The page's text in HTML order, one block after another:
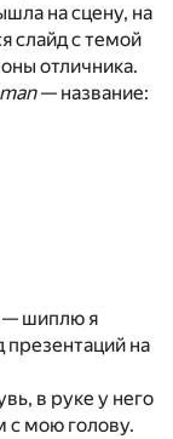
на сцену, на
слайд с темой
отличника.
— название:
— шиплю я
на
в руке у него
с мою голову.